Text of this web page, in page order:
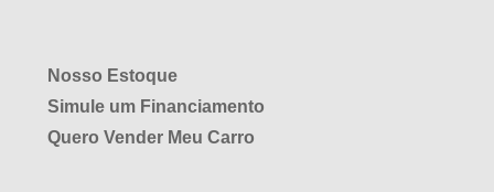
Nosso Estoque
Simule um Financiamento
Quero Vender Meu Carro